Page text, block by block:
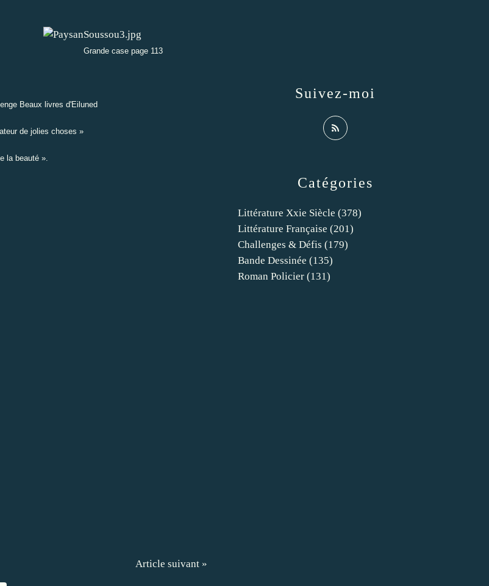
Grande case page 113
Beaux livres d'Eiluned
de jolies choses »
la beauté ».
Article suivant »
Catégories
Littérature Xxie Siècle (378)
Littérature Française (201)
Challenges & Défis (179)
Bande Dessinée (135)
Roman Policier (131)
Suivez-moi